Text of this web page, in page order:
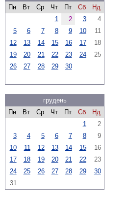
Пн
Вт Ср Чт Пт Сб
Нд
1
2 3
4
5
6 7 8 9 10
11
12
13 14 15 16 17
18
19
20 21 22 23 24
25
26
27 28 29 30
грудень
Пн
Вт Ср Чт Пт Сб
Нд
1
2
3
4 5 6 7 8
9
10
11 12 13 14 15
16
17
18 19 20 21 22
23
24
25 26 27 28 29
30
31